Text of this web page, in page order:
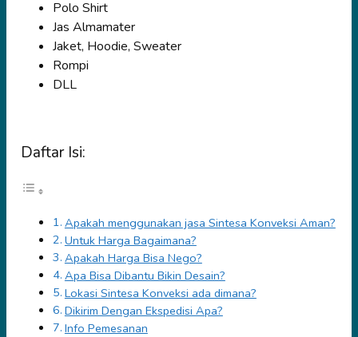
Polo Shirt
Jas Almamater
Jaket, Hoodie, Sweater
Rompi
DLL
Daftar Isi:
Apakah menggunakan jasa Sintesa Konveksi Aman?
Untuk Harga Bagaimana?
Apakah Harga Bisa Nego?
Apa Bisa Dibantu Bikin Desain?
Lokasi Sintesa Konveksi ada dimana?
Dikirim Dengan Ekspedisi Apa?
Info Pemesanan